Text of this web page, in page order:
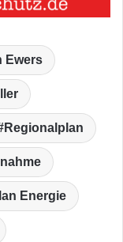
Ewers
Regionalplan
Energie